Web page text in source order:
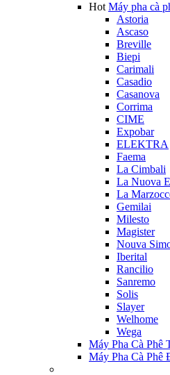
Hot Máy pha cà
Astoria
Ascaso
Breville
Biepi
Carimali
Casadio
Casanova
Corrima
CIME
Expobar
ELEKTRA
Faema
La Cimbali
La Nuova
La
Gemilai
Milesto
Magister
Nouva
Iberital
Rancilio
Sanremo
Solis
Slayer
Welhome
Wega
Máy Pha Cà Phê
Máy Pha Cà Phê